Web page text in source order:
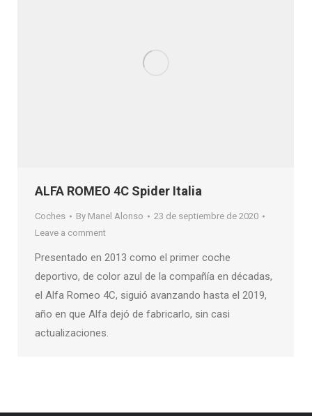
ALFA ROMEO 4C Spider Italia
Coches By Manel Alonso
23 de septiembre de 2020
Leave a comment
Presentado en 2013 como el primer coche
deportivo, de color azul de la compañía en décadas,
el Alfa Romeo 4C, siguió avanzando hasta el 2019,
año en que Alfa dejó de fabricarlo, sin casi
actualizaciones.